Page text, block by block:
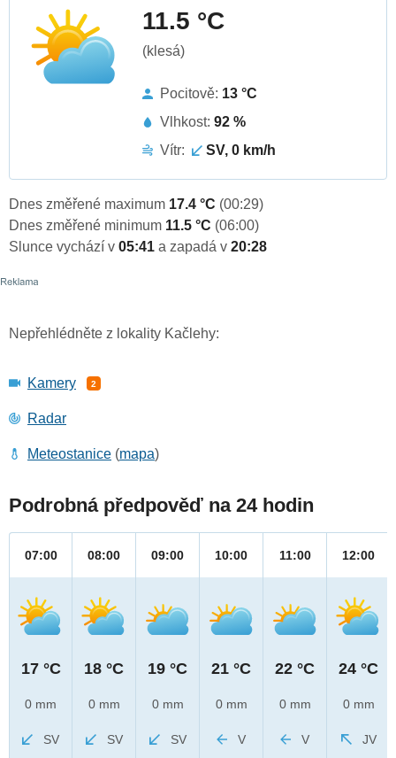
11.5 °C
(klesá)
Pocitově: 13 °C
Vlhkost: 92 %
Vítr:
SV, 0 km/h
Dnes změřené maximum 17.4 °C (00:29)
Dnes změřené minimum 11.5 °C (06:00)
Slunce vychází v 05:41 a zapadá v 20:28
Nepřehlédněte z lokality Kačlehy:
Kamery 2
Radar
Meteostanice (mapa)
Podrobná předpověď na 24 hodin
07:00
17 °C
0 mm
SV
08:00
18 °C
0 mm
SV
09:00
19 °C
0 mm
SV
10:00
21 °C
0 mm
V
11:00
22 °C
0 mm
V
12:00
24 °C
0 mm
JV